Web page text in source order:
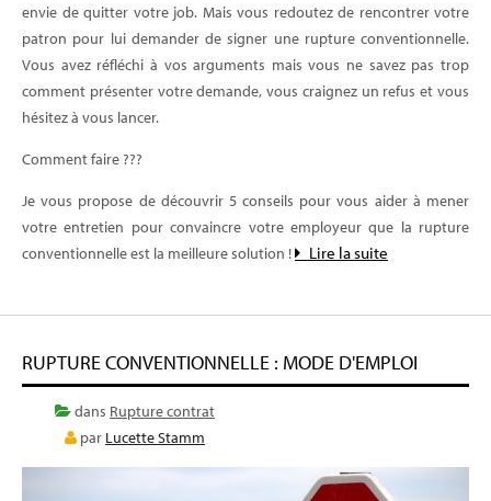
envie de quitter votre job. Mais vous redoutez de rencontrer votre
patron pour lui demander de signer une rupture conventionnelle.
Vous avez réfléchi à vos arguments mais vous ne savez pas trop
comment présenter votre demande, vous craignez un refus et vous
hésitez à vous lancer.
Comment faire ???
Je vous propose de découvrir 5 conseils pour vous aider à mener
votre entretien pour convaincre votre employeur que la rupture
conventionnelle est la meilleure solution !
Lire la suite
RUPTURE CONVENTIONNELLE : MODE D'EMPLOI
dans Rupture contrat
par Lucette Stamm